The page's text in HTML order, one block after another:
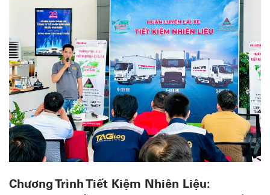
Chương Trình Tiết Kiệm Nhiên Liệu: